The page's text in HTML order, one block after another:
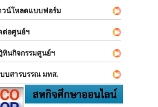
โหลดแบบฟอร์ม
อศูนย์ฯ
กิจกรรมศูนย์ฯ
สารบรรณ มทส.